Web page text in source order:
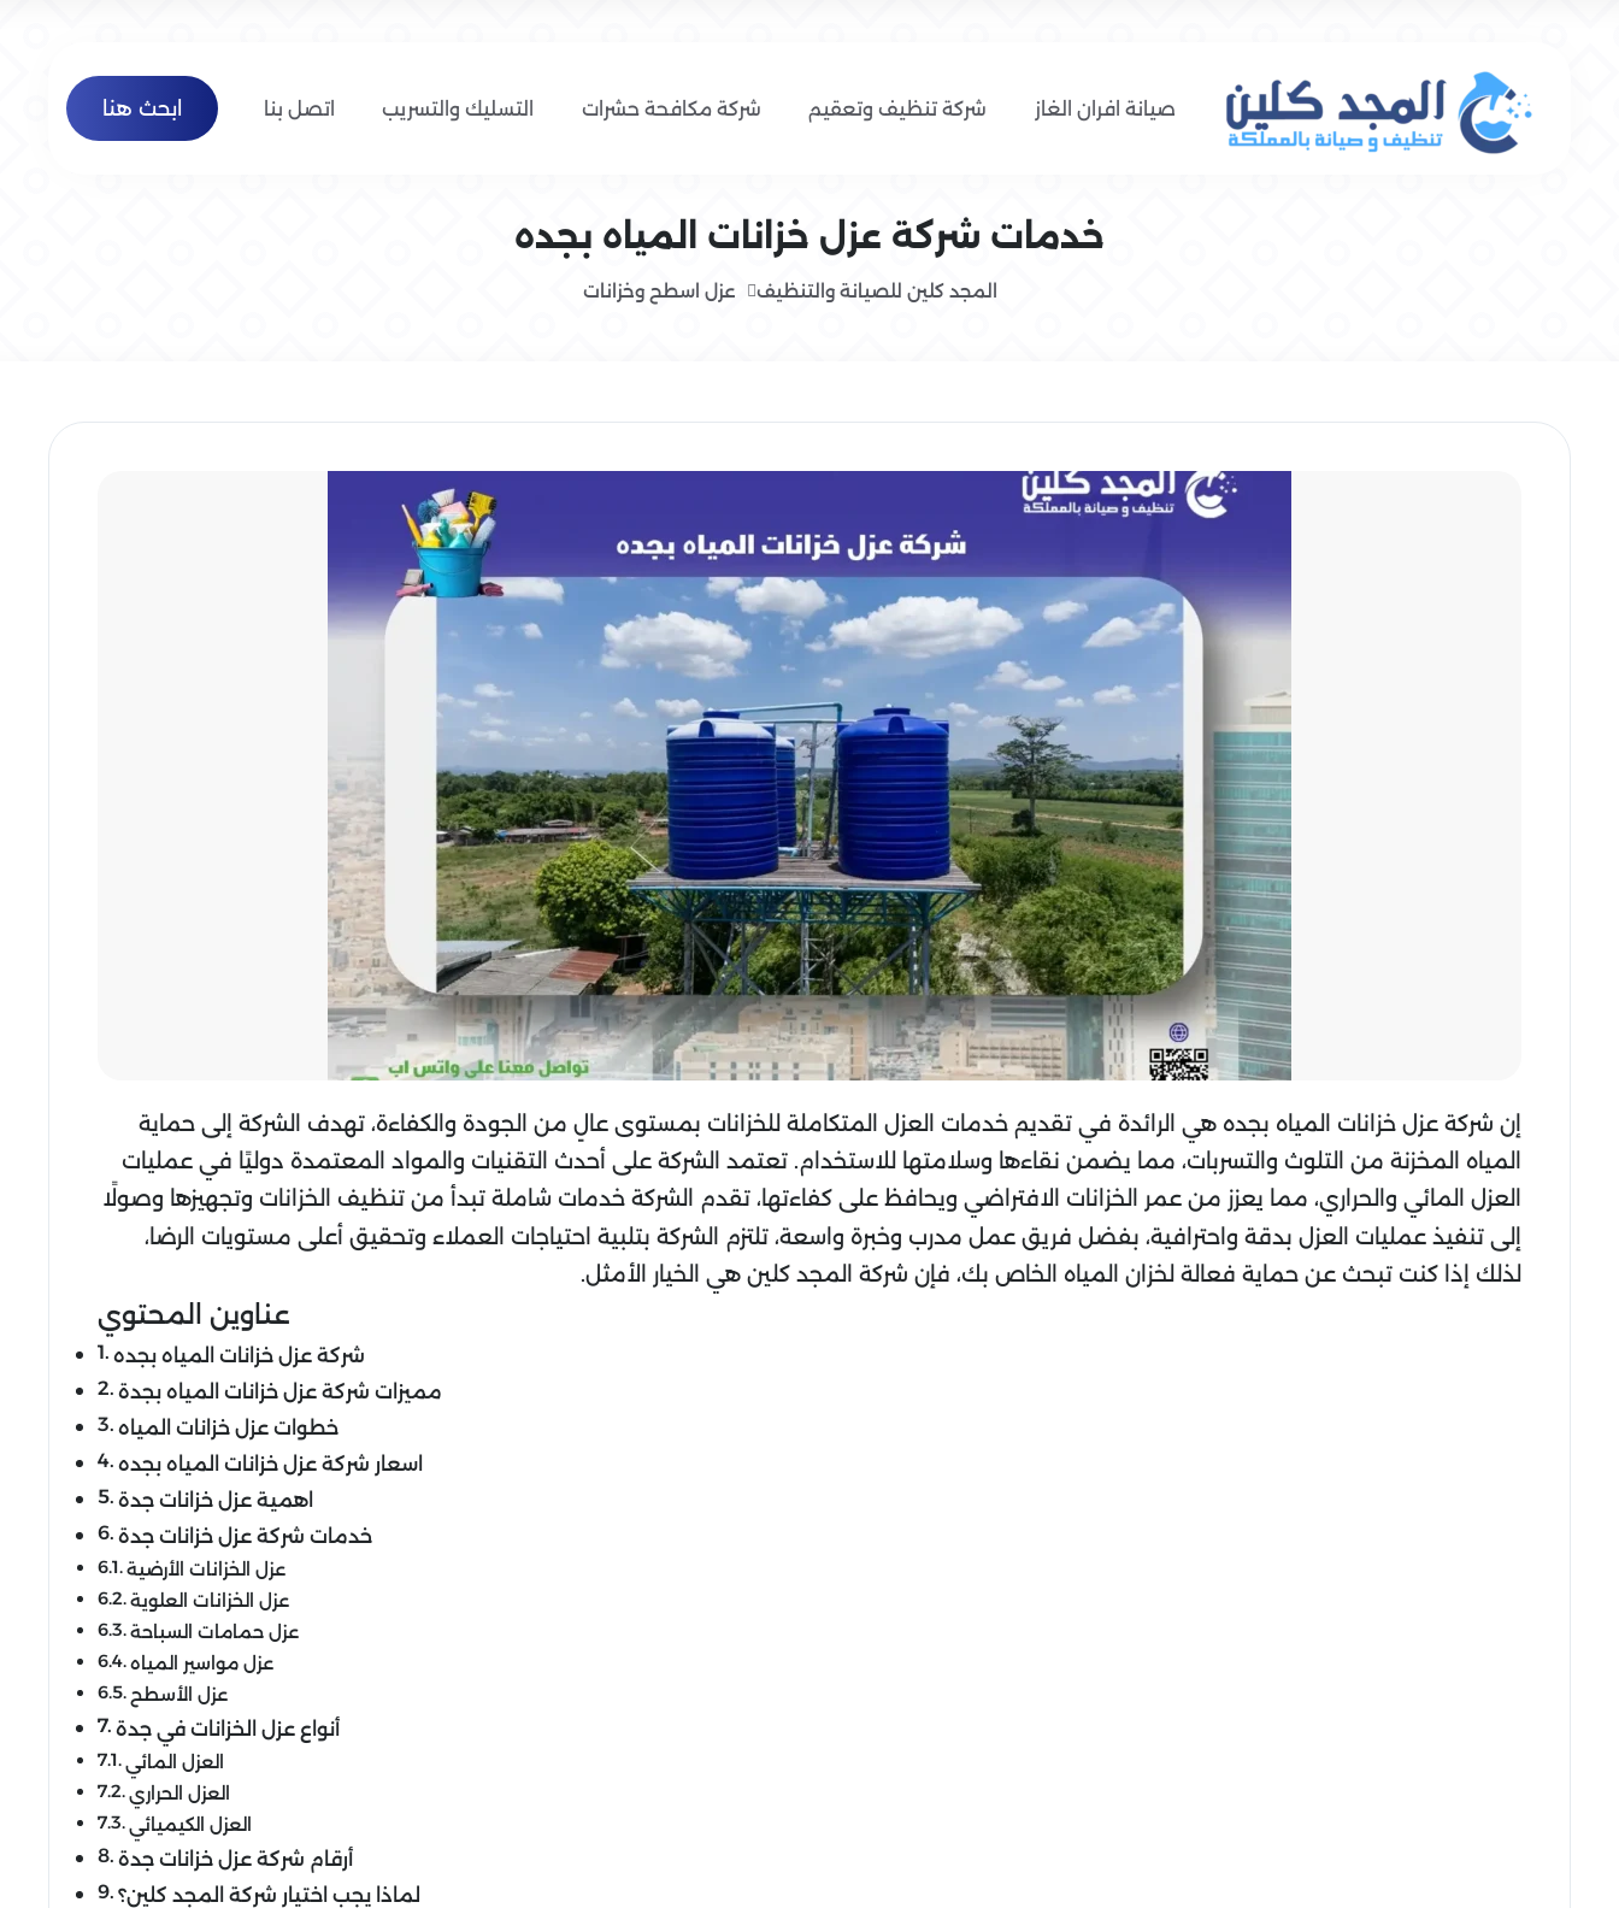
صيانة افران الغاز شركة تنظيف وتعقيم شركة مكافحة حشرات التسليك والتسريب اتصل بنا ابحث هنا
خدمات شركة عزل خزانات المياه بجده
المجد كلين للصيانة والتنظيف عزل اسطح وخزانات
إن شركة عزل خزانات المياه بجده هي الرائدة في تقديم خدمات العزل المتكاملة للخزانات بمستوى عالٍ من الجودة والكفاءة، تهدف الشركة إلى حماية
المياه المخزنة من التلوث والتسربات، مما يضمن نقاءها وسلامتها للاستخدام. تعتمد الشركة على أحدث التقنيات والمواد المعتمدة دوليًا في عمليات
العزل المائي والحراري، مما يعزز من عمر الخزانات الافتراضي ويحافظ على كفاءتها، تقدم الشركة خدمات شاملة تبدأ من تنظيف الخزانات وتجهيزها وصولًا
إلى تنفيذ عمليات العزل بدقة واحترافية، بفضل فريق عمل مدرب وخبرة واسعة، تلتزم الشركة بتلبية احتياجات العملاء وتحقيق أعلى مستويات الرضا،
لذلك إذا كنت تبحث عن حماية فعالة لخزان المياه الخاص بك، فإن شركة المجد كلين هي الخيار الأمثل.
عناوين المحتوي
شركة عزل خزانات المياه بجده
مميزات شركة عزل خزانات المياه بجدة
خطوات عزل خزانات المياه
اسعار شركة عزل خزانات المياه بجده
اهمية عزل خزانات جدة
خدمات شركة عزل خزانات جدة
عزل الخزانات الأرضية
عزل الخزانات العلوية
عزل حمامات السباحة
عزل مواسير المياه
عزل الأسطح
أنواع عزل الخزانات في جدة
العزل المائي
العزل الحراري
العزل الكيميائي
أرقام شركة عزل خزانات جدة
لماذا يجب اختيار شركة المجد كلين؟